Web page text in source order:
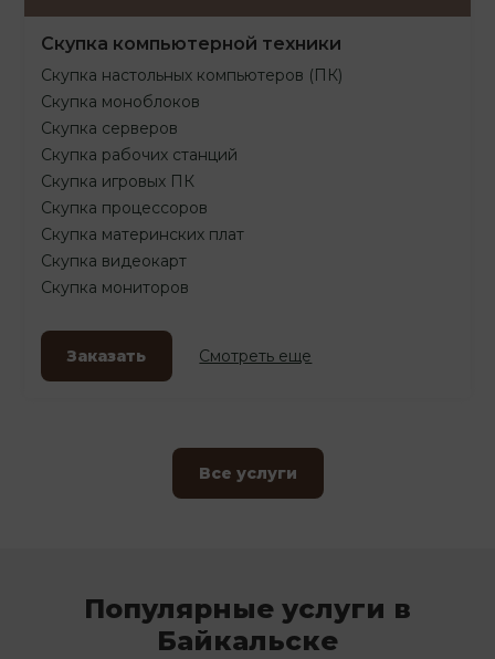
Скупка компьютерной техники
Скупка настольных компьютеров (ПК)
Скупка моноблоков
Скупка серверов
Скупка рабочих станций
Скупка игровых ПК
Скупка процессоров
Скупка материнских плат
Скупка видеокарт
Скупка мониторов
Заказать Смотреть еще
Все услуги
Популярные услуги в
Байкальске